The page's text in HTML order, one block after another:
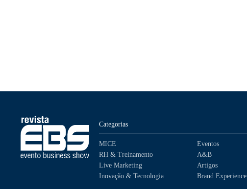
Categorias
MICE
RH & Treinamento
Live Marketing
Inovação & Tecnologia
Eventos
A&B
Artigos
Brand Experience